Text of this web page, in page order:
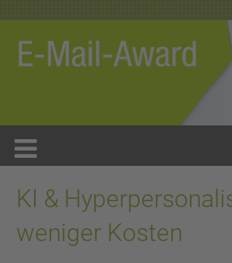
KI &
weniger Kosten